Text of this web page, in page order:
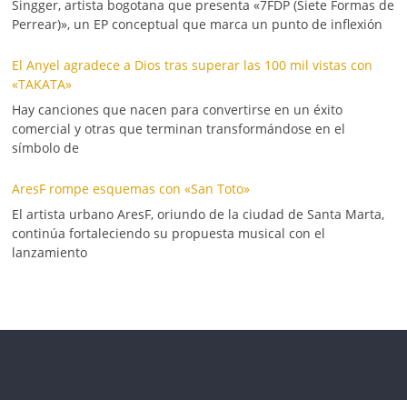
Singger, artista bogotana que presenta «7FDP (Siete Formas de
Perrear)», un EP conceptual que marca un punto de inflexión
El Anyel agradece a Dios tras superar las 100 mil vistas con
«TAKATA»
Hay canciones que nacen para convertirse en un éxito
comercial y otras que terminan transformándose en el
símbolo de
AresF rompe esquemas con «San Toto»
El artista urbano AresF, oriundo de la ciudad de Santa Marta,
continúa fortaleciendo su propuesta musical con el
lanzamiento